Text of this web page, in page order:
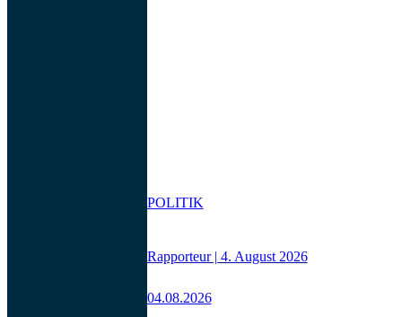
Rapporteur | 4. August 2026
04.08.2026
POLITIK